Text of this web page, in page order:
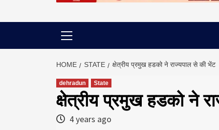
HOME STATE क्षेत्रीय प्रमुख हडको ने राज्यपाल से की भेंट
dehradun State
क्षेत्रीय प्रमुख हडको ने
4 years ago